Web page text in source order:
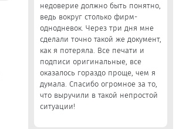
недоверие должно быть понятно,
ведь вокруг столько фирм-
однодневок. Через три дня мне
сделали точно такой же документ,
как я потеряла. Все печати и
подписи оригинальные, все
оказалось гораздо проще, чем я
думала. Спасибо огромное за то,
что выручили в такой непростой
ситуации!